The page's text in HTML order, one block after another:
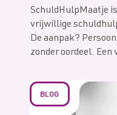
SchuldHulpMaatje
vrijwillige
De aanpak?
zonder oordeel. Een
BLOG